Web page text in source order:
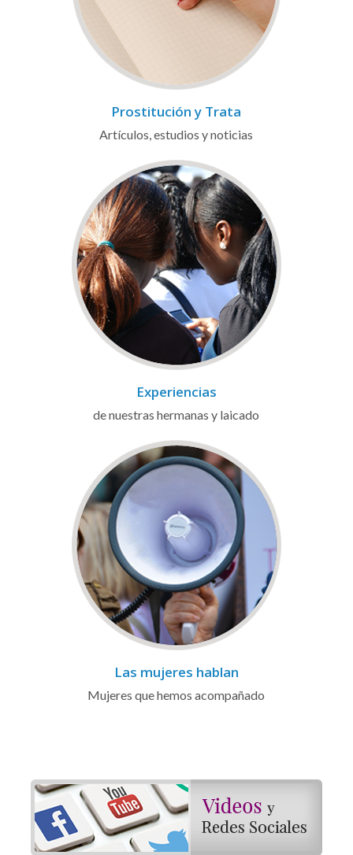
Prostitución y Trata
Artículos, estudios y noticias
Experiencias
de nuestras hermanas y laicado
Las mujeres hablan
Mujeres que hemos acompañado